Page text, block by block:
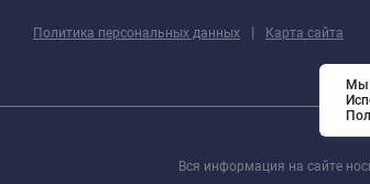
Политика персональных данных | Карта сайта
Вся информация на сайте
Мы